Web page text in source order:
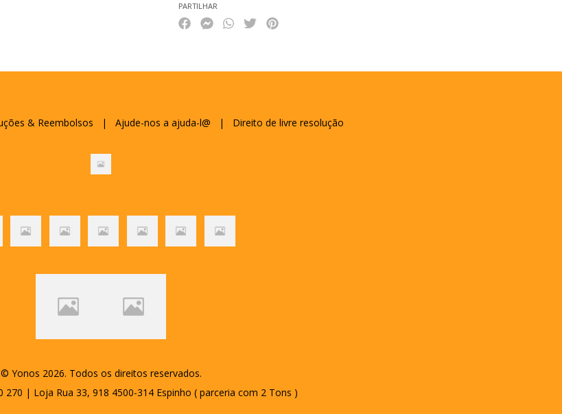
PARTILHAR
& Reembolsos | Ajude-nos a ajuda-l@ | Direito de livre resolução
© Yonos 2026. Todos os direitos reservados.
270 | Loja Rua 33, 918 4500-314 Espinho ( parceria com 2 Tons )